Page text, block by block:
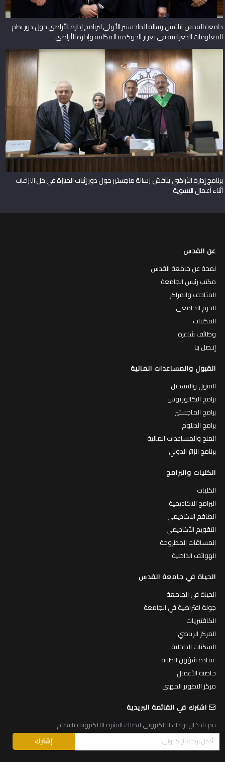
جامعة القدس تناقش رسالة الماجستير الأولى لبرنامج إدارة الأراضي حول دور نظم
المعلومات الجغرافية في تعزيز الحوكمة المكانية وإدارة الأراضي
برنامج إدارة الأراضي يناقش رسالة ماجستير حول دور إثبات الحيازة في حل النزاعات
أثناء أعمال التسوية
عن القدس
لمحة عن جامعة القدس
مكتب رئيس الجامعة
المتاحف والمراكز
الحرم الجامعي
المكتبات
وظائف شاغرة
إتـصل بنا
القبول والمساعدات المالية
القبول والتسجيل
برامج البكالوريوس
برامج الماجستير
برامج الدبلوم
المنح والمساعدات المالية
برنامج الزائر الدولي
الكليات والبرامج
الكليات
البرامج الاكاديمية
الطاقم الاكاديمي
التقويم الأكاديمي
المساقات المطروحة
الهواتف الداخلية
الحياة في جامعة القدس
الحياة في الجامعة
جولة افتراضية في الجامعة
الكافتيريات
المركز الرياضي
السكنات الداخلية
عمادة شؤون الطلبة
حاضنة الأعمال
مركز التطوير المهني
اشترك في القائمة البريدية
قم بادخال بريدك الالكتروني لتصلك النشرة الالكترونية بانتظام